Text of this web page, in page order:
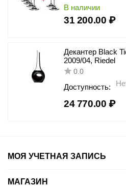
В наличии
31 200.00 ₽
Декантер Black
2009/04, Riedel
0.0
Доступность:
24 770.00 ₽
МОЯ УЧЕТНАЯ ЗАПИСЬ
МАГАЗИН